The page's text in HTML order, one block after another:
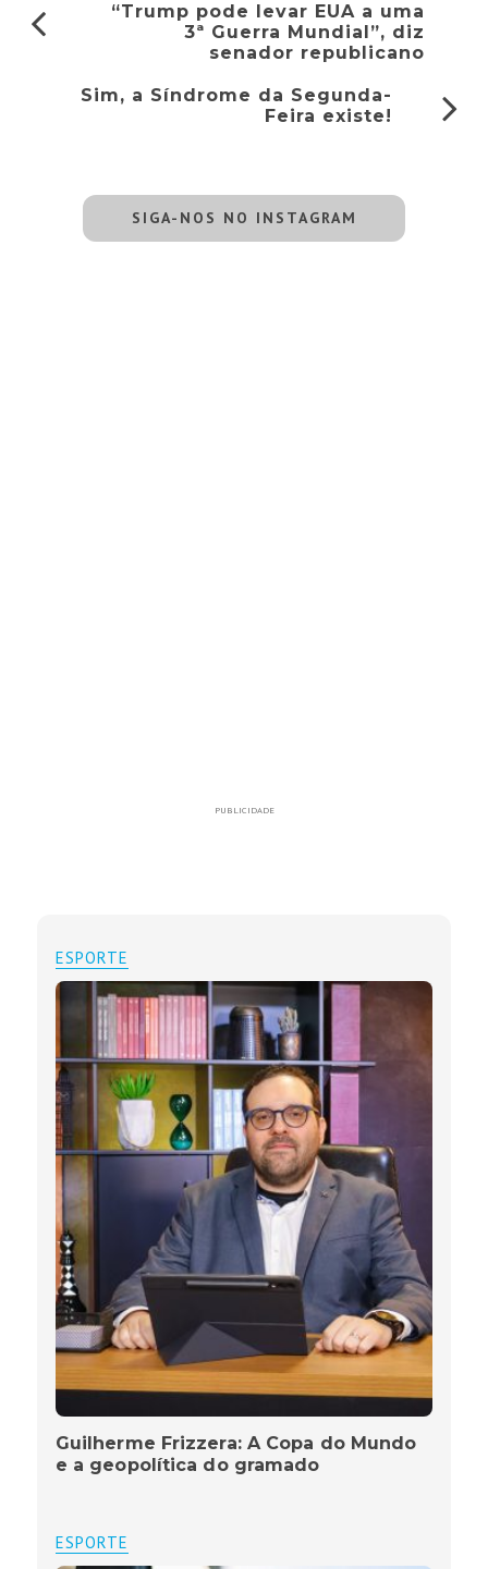
“Trump pode levar EUA a uma
3ª Guerra Mundial”, diz
senador republicano
Sim, a Síndrome da Segunda-
Feira existe!
SIGA-NOS NO INSTAGRAM
PUBLICIDADE
ESPORTE
Guilherme Frizzera: A Copa do Mundo
e a geopolítica do gramado
ESPORTE